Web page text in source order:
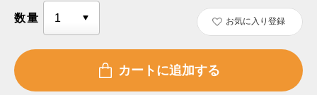
数量 お気に入り登録